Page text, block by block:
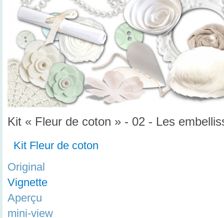
Kit « Fleur de coton » - 02 - Les
Kit Fleur de coton
Original
Vignette
Aperçu
mini-view